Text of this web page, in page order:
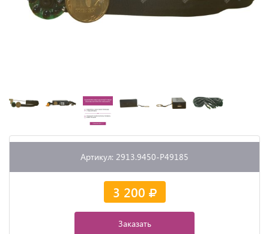
Артикул: 2913.9450-P49185
3 200
Заказать